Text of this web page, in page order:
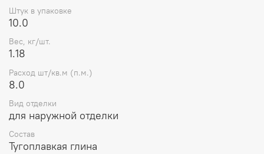
Штук в упаковке
10.0
Вес, кг/шт.
1.18
Расход шт/кв.м (п.м.)
8.0
Вид отделки
для наружной отделки
Состав
Тугоплавкая глина